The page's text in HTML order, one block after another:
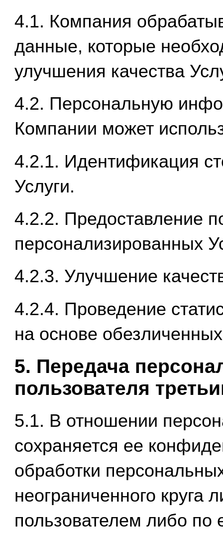
4.1. Компания
данные, которые
улучшения качества
4.2. Персональную
Компании может
4.2.1. Идентификация
Услуги.
4.2.2. Предоставление
персонализированных
4.2.3. Улучшение
4.2.4. Проведение
на основе
5. Передача
пользователя
5.1. В отношении
сохраняется ее
обработки
неограниченного круга
пользователем либо по